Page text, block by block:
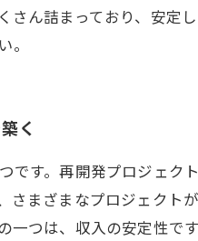
ん詰まっており、安
く
です。再開発プロジェ
さまざまなプロジェク
一つは、収入の安定性